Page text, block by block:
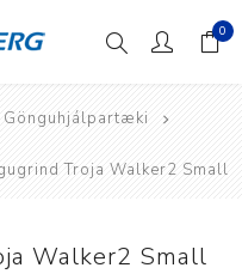
0
Gönguhjálpartæki
Troja Walker2 Small
Walker2 Small